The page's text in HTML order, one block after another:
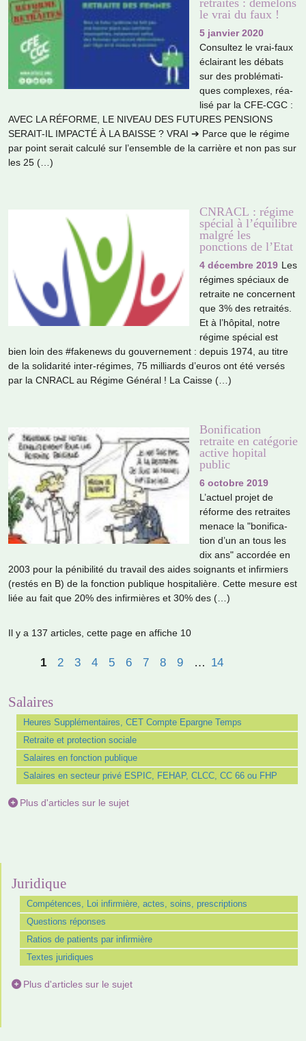
le vrai du faux !
5 janvier 2020
Consultez le vrai-faux
éclairant les débats
sur des pro­blé­ma­ti­
ques com­plexes, réa­
lisé par la CFE-CGC :
AVEC LA RÉFORME, LE NIVEAU DES FUTURES PENSIONS
SERAIT-IL IMPACTÉ À LA BAISSE ? VRAI ➔ Parce que le régime
par point serait cal­culé sur l’ensem­ble de la car­rière et non pas sur
les 25 (…)
CNRACL : régime
spécial à l’équilibre
malgré les
ponctions de l’Etat
4 décembre 2019 Les
régi­mes spé­ciaux de
retraite ne concer­nent
que 3% des retrai­tés.
Et à l’hôpi­tal, notre
régime spé­cial est
bien loin des #fa­ke­news du gou­ver­ne­ment : depuis 1974, au titre
de la soli­da­rité inter-régi­mes, 75 mil­liards d’euros ont été versés
par la CNRACL au Régime Général ! La Caisse (…)
Bonification
retraite en catégorie
active hopital
public
6 octobre 2019
L’actuel projet de
réforme des retrai­tes
menace la "boni­fi­ca­
tion d’un an tous les
dix ans" accor­dée en
2003 pour la péni­bi­lité du tra­vail des aides soi­gnants et infir­miers
(restés en B) de la fonc­tion publi­que hos­pi­ta­lière. Cette mesure est
liée au fait que 20% des infir­miè­res et 30% des (…)
Il y a 137 articles, cette page en affiche 10
1 2 3 4 5 6 7 8 9 … 14
Salaires
Heures Supplémentaires, CET Compte Epargne Temps
Retraite et protection sociale
Salaires en fonction publique
Salaires en secteur privé ESPIC, FEHAP, CLCC, CC 66 ou FHP
Plus d'articles sur le sujet
Juridique
Compétences, Loi infirmière, actes, soins, prescriptions
Questions réponses
Ratios de patients par infirmière
Textes juridiques
Plus d'articles sur le sujet